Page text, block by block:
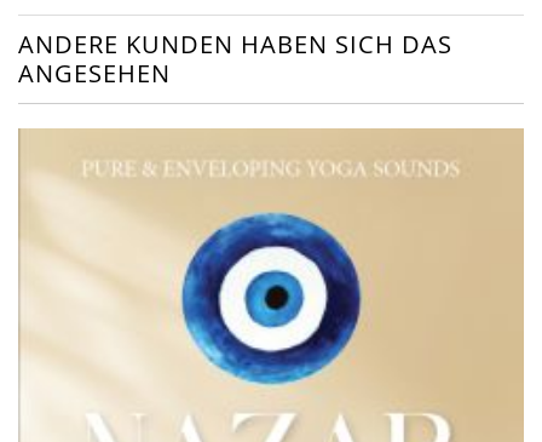
ANDERE KUNDEN HABEN SICH DAS
ANGESEHEN